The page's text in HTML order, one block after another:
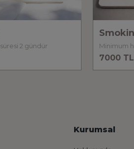
Minimum hazırlık süresi 2 gündür
7000 TL
Kurumsal